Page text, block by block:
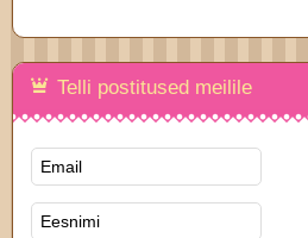
Telli postitused meilile